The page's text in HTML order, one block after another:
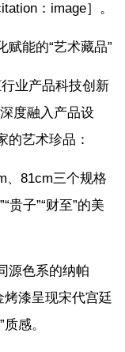
：image］。
能的“艺术藏品”
业产品科技创新
度融入产品设
的艺术珍品：
、81cm三个规格
贵子”“财至”的美
源色系的纳帕
烤漆呈现宋代宫廷
感。